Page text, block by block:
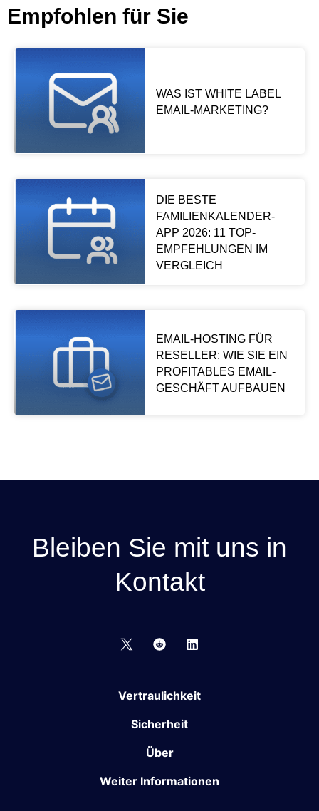
Empfohlen für Sie
WAS IST WHITE LABEL
EMAIL-MARKETING?
DIE BESTE
FAMILIENKALENDER-
APP 2026: 11 TOP-
EMPFEHLUNGEN IM
VERGLEICH
EMAIL-HOSTING FÜR
RESELLER: WIE SIE EIN
PROFITABLES EMAIL-
GESCHÄFT AUFBAUEN
Bleiben Sie mit uns in
Kontakt
Vertraulichkeit
Sicherheit
Über
Weiter Informationen